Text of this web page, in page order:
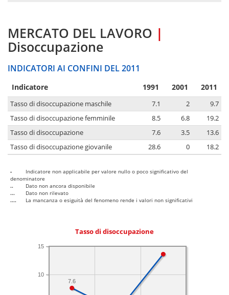
MERCATO DEL LAVORO |
Disoccupazione
INDICATORI AI CONFINI DEL 2011
Indicatore 1991 2001 2011
Tasso di disoccupazione maschile 7.1 2
9.7
Tasso di disoccupazione femminile
8.5 6.8
19.2
Tasso di disoccupazione
7.6 3.5
13.6
Tasso di disoccupazione giovanile
28.6 0 18.2
-
Indicatore non applicabile per valore nullo o poco significativo del
denominatore
..
Dato non ancora disponibile
...
Dato non rilevato
....
La mancanza o esiguità del fenomeno rende i valori non significativi
Tasso di disoccupazione
10
15
7.6